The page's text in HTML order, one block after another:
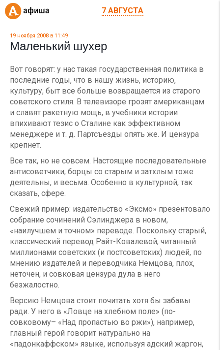
7 АВГУСТА
19 ноября 2008 в 11:49
Маленький шухер
Вот говорят: у нас такая государственная политика в
последние годы, что в нашу жизнь, историю,
культуру, быт все больше возвращается из старого
советского стиля. В телевизоре грозят американцам
и славят ракетную мощь, в учебники истории
впихивают тезис о Сталине как эффективном
менеджере и т. д. Партсъезды опять же. И цензура
крепнет.
Все так, но не совсем. Настоящие последовательные
антисоветчики, борцы со старым и затхлым тоже
деятельны, и весьма. Особенно в культурной, так
сказать, сфере.
Свежий пример: издательство «Эксмо» презентовало
собрание сочинений Сэлинджера в новом,
«наилучшем и точном» переводе. Поскольку старый,
классический перевод Райт-Ковалевой, читанный
миллионами советских (и пост­советских) людей, по
мнению издателей и переводчика Немцова, плох,
неточен, и совковая цензура дула в него
безжалостно.
Версию Немцова стоит почитать хотя бы забавы
ради. У него в «Ловце на хлебном поле» (по-
совковому– «Над пропастью во ржи»), например,
главный герой говорит натурально на
«падонкаффском» языке, используя адский жаргон,